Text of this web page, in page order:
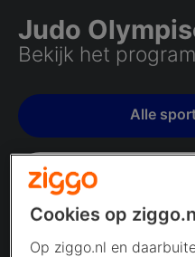
Judo
Bekijk het
Alle
Cookies op
Op ziggo.nl en